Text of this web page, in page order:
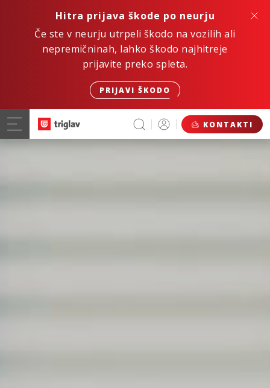
Hitra prijava škode po neurju
Če ste v neurju utrpeli škodo na vozilih ali
nepremičninah, lahko škodo najhitreje
prijavite preko spleta.
PRIJAVI ŠKODO
KONTAKTI